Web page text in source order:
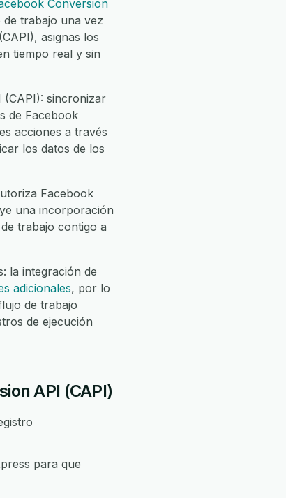
Conversion
trabajo una vez
asignas los
tiempo real y sin
(CAPI): sincronizar
de Facebook
acciones a través
los datos de los
Facebook
una incorporación
trabajo contigo a
la integración de
adicionales, por lo
de trabajo
de ejecución
API (CAPI)
para que